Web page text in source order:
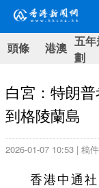
頭條 港澳 五年
劃
白宮：特朗
到格陵蘭島
2026-01-07 10:53 | 稿
香港中通